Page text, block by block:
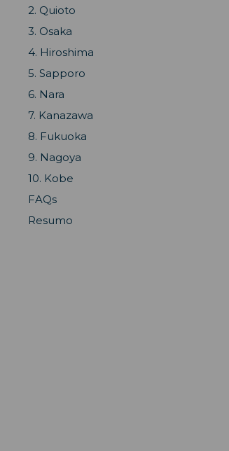
2. Quioto
3. Osaka
4. Hiroshima
5. Sapporo
6. Nara
7. Kanazawa
8. Fukuoka
9. Nagoya
10. Kobe
FAQs
Resumo